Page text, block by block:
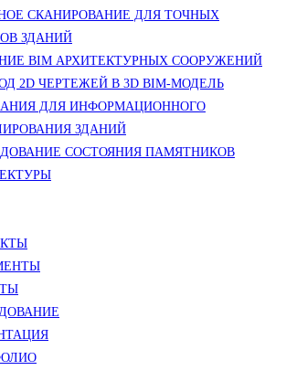
СКАНИРОВАНИЕ ДЛЯ ТОЧНЫХ
ЗДАНИЙ
BIM АРХИТЕКТУРНЫХ СООРУЖЕНИЙ
2D ЧЕРТЕЖЕЙ В 3D BIM-МОДЕЛЬ
ДЛЯ ИНФОРМАЦИОННОГО
ЗДАНИЙ
СОСТОЯНИЯ ПАМЯТНИКОВ